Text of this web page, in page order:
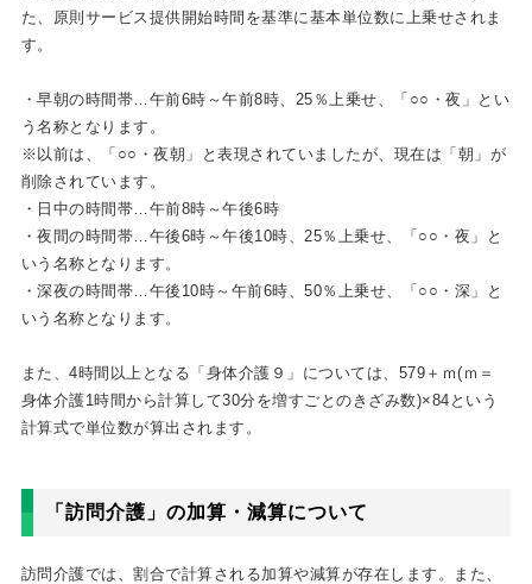
た、原則サービス提供開始時間を基準に基本単位数に上乗せされま
す。
・早朝の時間帯…午前6時～午前8時、25％上乗せ、「○○・夜」とい
う名称となります。
※以前は、「○○・夜朝」と表現されていましたが、現在は「朝」が
削除されています。
・日中の時間帯…午前8時～午後6時
・夜間の時間帯…午後6時～午後10時、25％上乗せ、「○○・夜」と
いう名称となります。
・深夜の時間帯…午後10時～午前6時、50％上乗せ、「○○・深」と
いう名称となります。
また、4時間以上となる「身体介護９」については、579＋ｍ(ｍ＝
身体介護1時間から計算して30分を増すごとのきざみ数)×84という
計算式で単位数が算出されます。
「訪問介護」の加算・減算について
訪問介護では、割合で計算される加算や減算が存在します。また、